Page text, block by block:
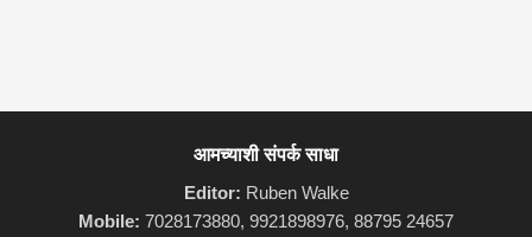
आमच्याशी संपर्क साधा
Editor: Ruben Walke
Mobile: 7028173880, 9921898976, 88795 24657